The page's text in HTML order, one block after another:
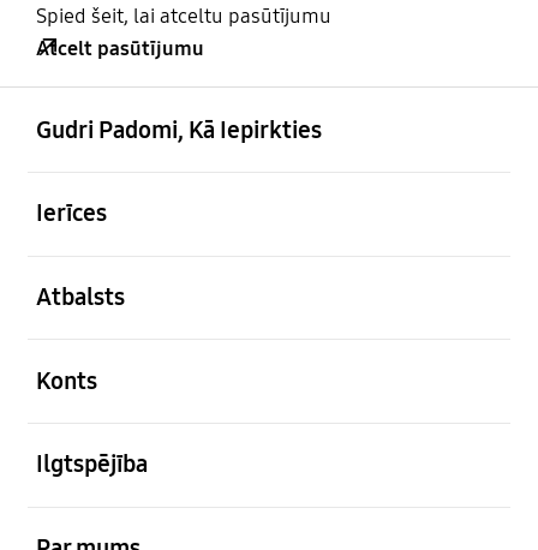
Spied šeit, lai atceltu pasūtījumu
Atcelt pasūtījumu
Gudri Padomi, Kā Iepirkties
Ierīces
Atbalsts
Konts
Ilgtspējība